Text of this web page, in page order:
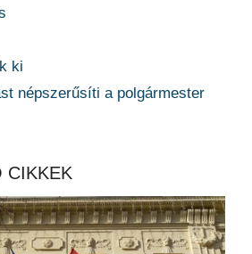
ki
népszerűsíti a polgármester
CIKKEK